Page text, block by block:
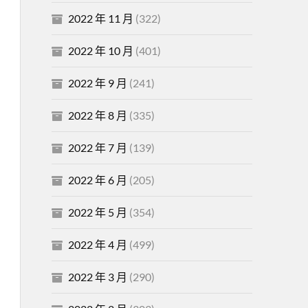
2022 年 11 月 (322)
2022 年 10 月 (401)
2022 年 9 月 (241)
2022 年 8 月 (335)
2022 年 7 月 (139)
2022 年 6 月 (205)
2022 年 5 月 (354)
2022 年 4 月 (499)
2022 年 3 月 (290)